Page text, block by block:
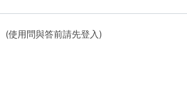
(使用問與答前請先登入)